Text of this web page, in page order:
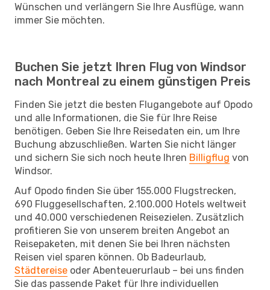
Wünschen und verlängern Sie Ihre Ausflüge, wann
immer Sie möchten.
Buchen Sie jetzt Ihren Flug von Windsor
nach Montreal zu einem günstigen Preis
Finden Sie jetzt die besten Flugangebote auf Opodo
und alle Informationen, die Sie für Ihre Reise
benötigen. Geben Sie Ihre Reisedaten ein, um Ihre
Buchung abzuschließen. Warten Sie nicht länger
und sichern Sie sich noch heute Ihren Billigflug von
Windsor.
Auf Opodo finden Sie über 155.000 Flugstrecken,
690 Fluggesellschaften, 2.100.000 Hotels weltweit
und 40.000 verschiedenen Reisezielen. Zusätzlich
profitieren Sie von unserem breiten Angebot an
Reisepaketen, mit denen Sie bei Ihren nächsten
Reisen viel sparen können. Ob Badeurlaub,
Städtereise oder Abenteuerurlaub – bei uns finden
Sie das passende Paket für Ihre individuellen